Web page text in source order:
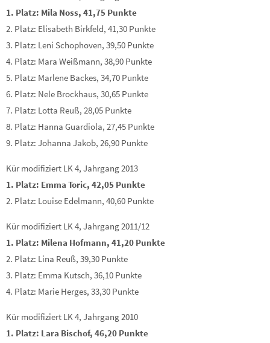
1. Platz: Mila Noss, 41,75 Punkte
2. Platz: Elisabeth Birkfeld, 41,30 Punkte
3. Platz: Leni Schophoven, 39,50 Punkte
4. Platz: Mara Weißmann, 38,90 Punkte
5. Platz: Marlene Backes, 34,70 Punkte
6. Platz: Nele Brockhaus, 30,65 Punkte
7. Platz: Lotta Reuß, 28,05 Punkte
8. Platz: Hanna Guardiola, 27,45 Punkte
9. Platz: Johanna Jakob, 26,90 Punkte
Kür modifiziert LK 4, Jahrgang 2013
1. Platz: Emma Toric, 42,05 Punkte
2. Platz: Louise Edelmann, 40,60 Punkte
Kür modifiziert LK 4, Jahrgang 2011/12
1. Platz: Milena Hofmann, 41,20 Punkte
2. Platz: Lina Reuß, 39,30 Punkte
3. Platz: Emma Kutsch, 36,10 Punkte
4. Platz: Marie Herges, 33,30 Punkte
Kür modifiziert LK 4, Jahrgang 2010
1. Platz: Lara Bischof, 46,20 Punkte